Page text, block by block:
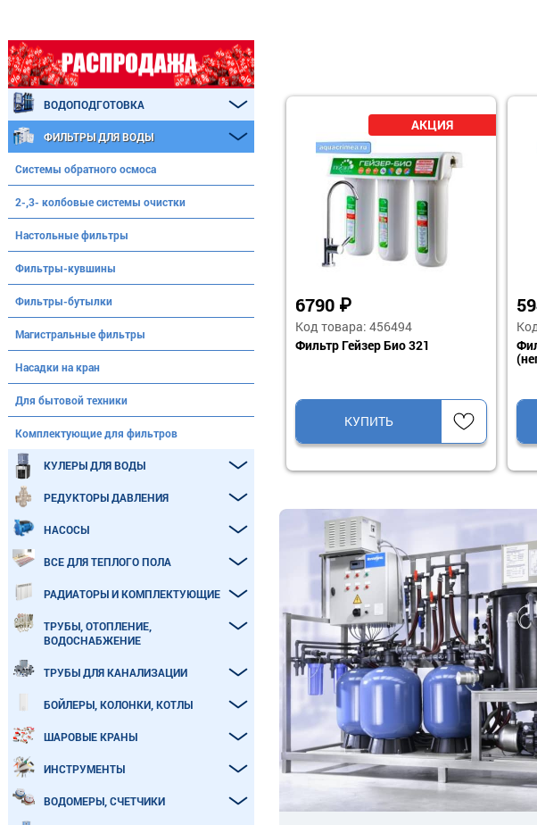
для
3990
Код товара: 406525
Фильтр «Гейзер-Классик» для
КУПИТЬ
9290
Код товара: 402110
Фильтр «Гейзер Ультра Био 431»
стандарт для очень жесткой
КУПИТЬ
ВОДОПОДГОТОВКА
ФИЛЬТРЫ ДЛЯ ВОДЫ
Системы обратного осмоса
2-,3- колбовые системы очистки
Настольные фильтры
Фильтры-кувшины
Фильтры-бутылки
Магистральные фильтры
Насадки на кран
Для бытовой техники
Комплектующие для фильтров
КУЛЕРЫ ДЛЯ ВОДЫ
РЕДУКТОРЫ ДАВЛЕНИЯ
НАСОСЫ
ВСЕ ДЛЯ ТЕПЛОГО ПОЛА
РАДИАТОРЫ И КОМПЛЕКТУЮЩИЕ
ТРУБЫ, ОТОПЛЕНИЕ,
ВОДОСНАБЖЕНИЕ
ТРУБЫ ДЛЯ КАНАЛИЗАЦИИ
БОЙЛЕРЫ, КОЛОНКИ, КОТЛЫ
ШАРОВЫЕ КРАНЫ
ИНСТРУМЕНТЫ
ВОДОМЕРЫ, СЧЕТЧИКИ